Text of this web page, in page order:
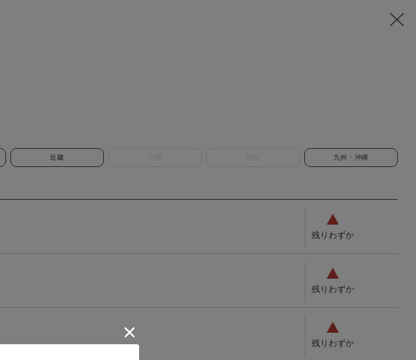
近畿 九州・沖縄